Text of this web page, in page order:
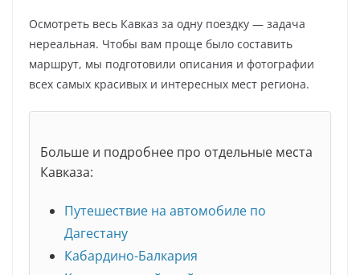
Осмотреть весь Кавказ за одну поездку — задача
нереальная. Чтобы вам проще было составить
маршрут, мы подготовили описания и фотографии
всех самых красивых и интересных мест региона.
Больше и подробнее про отдельные места
Кавказа:
Путешествие на автомобиле по
Дагестану
Кабардино-Балкария